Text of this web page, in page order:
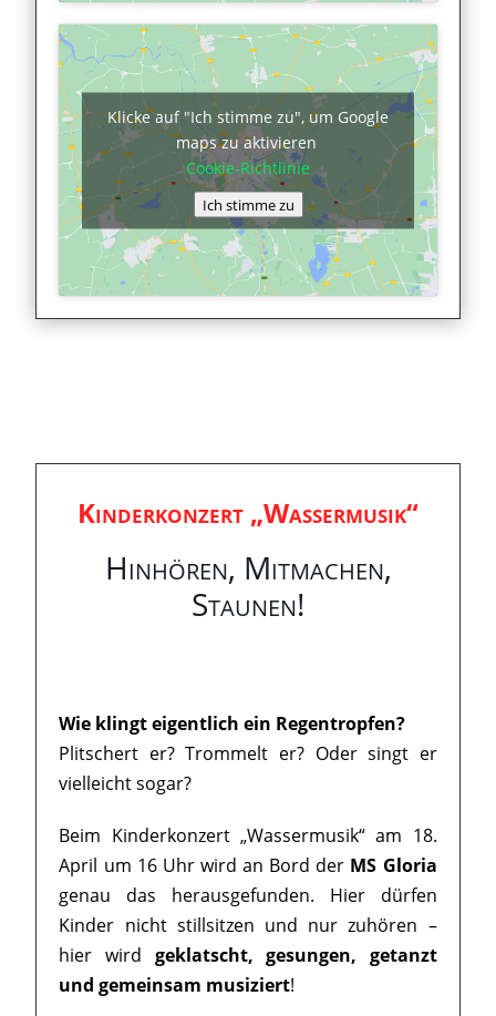
Klicke auf "Ich stimme zu", um Google
maps zu aktivieren
Cookie-Richtlinie
Ich stimme zu
Kinderkonzert „Wassermusik“
Hinhören, Mitmachen,
Staunen!
Wie klingt eigentlich ein Regentropfen?
Plitschert er? Trommelt er? Oder singt er
vielleicht sogar?
Beim Kinderkonzert „Wassermusik“ am 18.
April um 16 Uhr wird an Bord der MS Gloria
genau das herausgefunden. Hier dürfen
Kinder nicht stillsitzen und nur zuhören –
hier wird geklatscht, gesungen, getanzt
und gemeinsam musiziert!